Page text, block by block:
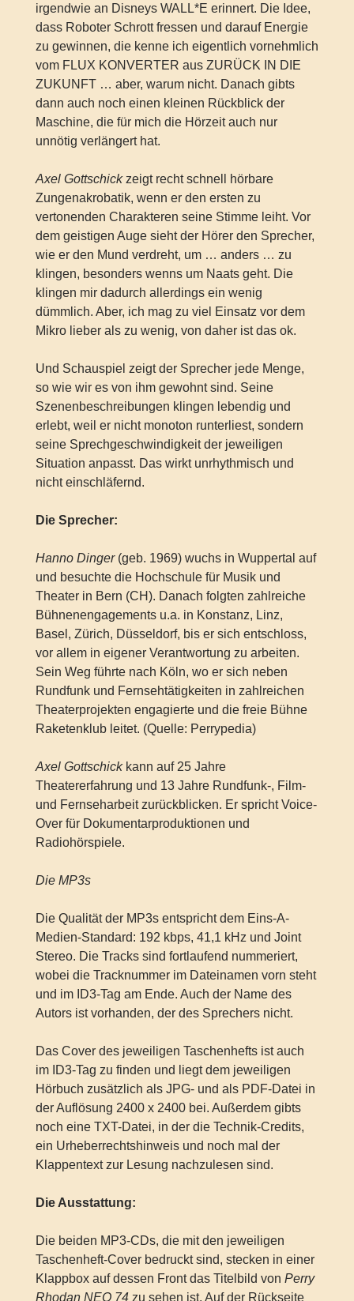
irgendwie an Disneys WALL*E erinnert. Die Idee,
dass Roboter Schrott fressen und darauf Energie
zu gewinnen, die kenne ich eigentlich vornehmlich
vom FLUX KONVERTER aus ZURÜCK IN DIE
ZUKUNFT … aber, warum nicht. Danach gibts
dann auch noch einen kleinen Rückblick der
Maschine, die für mich die Hörzeit auch nur
unnötig verlängert hat.
Axel Gottschickzeigt recht schnell hörbare
Zungenakrobatik, wenn er den ersten zu
vertonenden Charakteren seine Stimme leiht. Vor
dem geistigen Auge sieht der Hörer den Sprecher,
wie er den Mund verdreht, um … anders … zu
klingen, besonders wenns um Naats geht. Die
klingen mir dadurch allerdings ein wenig
dümmlich. Aber, ich mag zu viel Einsatz vor dem
Mikro lieber als zu wenig, von daher ist das ok.
Und Schauspiel zeigt der Sprecher jede Menge,
so wie wir es von ihm gewohnt sind. Seine
Szenenbeschreibungen klingen lebendig und
erlebt, weil er nicht monoton runterliest, sondern
seine Sprechgeschwindigkeit der jeweiligen
Situation anpasst. Das wirkt unrhythmisch und
nicht einschläfernd.
Die Sprecher:
Hanno Dinger(geb. 1969) wuchs in Wuppertal auf
und besuchte die Hochschule für Musik und
Theater in Bern (CH). Danach folgten zahlreiche
Bühnenengagements u.a. in Konstanz, Linz,
Basel, Zürich, Düsseldorf, bis er sich entschloss,
vor allem in eigener Verantwortung zu arbeiten.
Sein Weg führte nach Köln, wo er sich neben
Rundfunk und Fernsehtätigkeiten in zahlreichen
Theaterprojekten engagierte und die freie Bühne
Raketenklub leitet. (Quelle: Perrypedia)
Axel Gottschickkann auf 25 Jahre
Theatererfahrung und 13 Jahre Rundfunk-, Film-
und Fernseharbeit zurückblicken. Er spricht Voice-
Over für Dokumentarproduktionen und
Radiohörspiele.
Die MP3s
Die Qualität der MP3s entspricht dem Eins-A-
Medien-Standard: 192 kbps, 41,1 kHz und Joint
Stereo. Die Tracks sind fortlaufend nummeriert,
wobei die Tracknummer im Dateinamen vorn steht
und im ID3-Tag am Ende. Auch der Name des
Autors ist vorhanden, der des Sprechers nicht.
Das Cover des jeweiligen Taschenhefts ist auch
im ID3-Tag zu finden und liegt dem jeweiligen
Hörbuch zusätzlich als JPG- und als PDF-Datei in
der Auflösung 2400 x 2400 bei. Außerdem gibts
noch eine TXT-Datei, in der die Technik-Credits,
ein Urheberrechtshinweis und noch mal der
Klappentext zur Lesung nachzulesen sind.
Die Ausstattung:
Die beiden MP3-CDs, die mit den jeweiligen
Taschenheft-Cover bedruckt sind, stecken in einer
Klappbox auf dessen Front das Titelbild von Perry
Rhodan NEO 74zu sehen ist. Auf der Rückseite